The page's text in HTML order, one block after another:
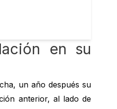
en su
un año después su
anterior, al lado de